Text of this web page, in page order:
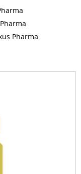
Pharma